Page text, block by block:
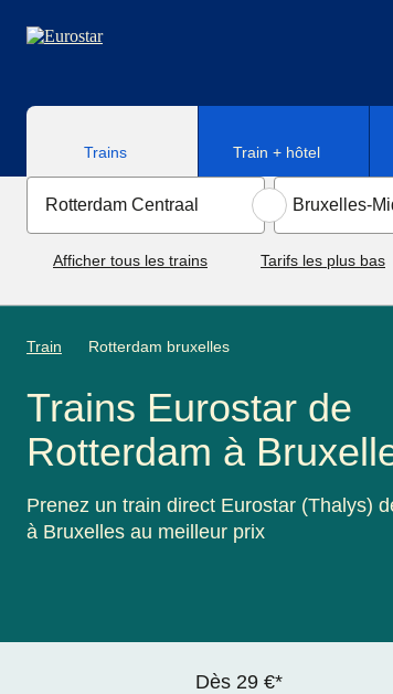
Trains Train + hôtel
Afficher tous les trains Tarifs les plus bas
Train Rotterdam bruxelles
Trains Eurostar de
Rotterdam à
Prenez un train direct Eurostar (Thalys)
à Bruxelles au meilleur prix
Dès 29 €*